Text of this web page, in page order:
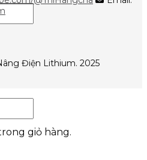
giỏ hàng.
Điện Lithium. 2025